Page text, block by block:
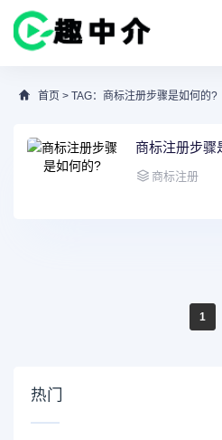
首页 > TAG：商标注册步骤是如何的?
商标注册步骤
商标注册
1
热门